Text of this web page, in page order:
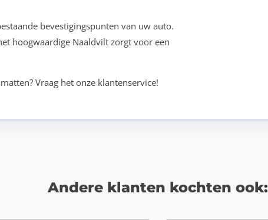
bevestigingspunten van uw auto.
hoogwaardige Naaldvilt zorgt voor een
Vraag het onze klantenservice!
Andere klanten kochten ook: